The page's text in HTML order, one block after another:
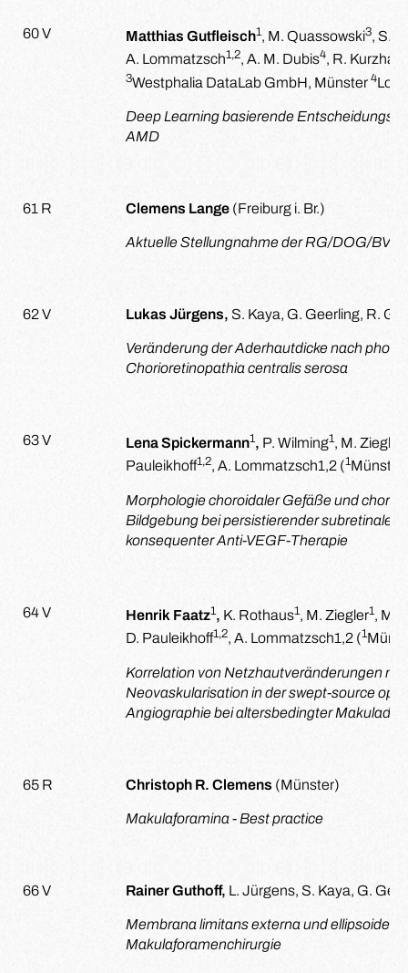
60 V Matthias Gutfleisch1, M. Quassowski3, S.
A. Lommatzsch1,2, A. M. Dubis4, R. Kurzhals
3Westphalia DataLab GmbH, Münster 4
Deep Learning basierende
AMD
61 R Clemens Lange (Freiburg i. Br.)
Aktuelle Stellungnahme der RG/DOG/BVA
62 V Lukas Jürgens, S. Kaya, G. Geerling, R.
Veränderung der Aderhautdicke nach
Chorioretinopathia centralis serosa
63 V Lena Spickermann1, P. Wilming1, M. Ziegler
Pauleikhoff1,2, A. Lommatzsch1,2 (1Münster,
Morphologie choroidaler Gefäße und
Bildgebung bei persistierender subretinaler
konsequenter Anti-VEGF-Therapie
64 V Henrik Faatz1, K. Rothaus1, M. Ziegler1, M.
D. Pauleikhoff1,2, A. Lommatzsch1,2 (1
Korrelation von Netzhautveränderungen
Neovaskularisation in der swept-source
Angiographie bei altersbedingter
65 R Christoph R. Clemens (Münster)
Makulaforamina - Best practice
66 V Rainer Guthoff, L. Jürgens, S. Kaya, G.
Membrana limitans externa und ellipsoide
Makulaforamenchirurgie